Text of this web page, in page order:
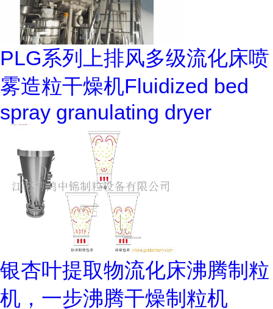
PLG系列上排风多级流化床喷
雾造粒干燥机Fluidized bed
spray granulating dryer
银杏叶提取物流化床沸腾制粒
机，一步沸腾干燥制粒机